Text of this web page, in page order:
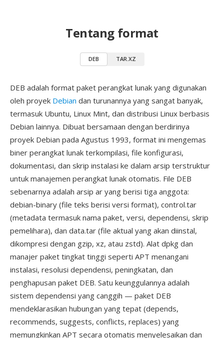
Tentang format
DEB TAR.XZ
DEB adalah format paket perangkat lunak yang digunakan
oleh proyek Debian dan turunannya yang sangat banyak,
termasuk Ubuntu, Linux Mint, dan distribusi Linux berbasis
Debian lainnya. Dibuat bersamaan dengan berdirinya
proyek Debian pada Agustus 1993, format ini mengemas
biner perangkat lunak terkompilasi, file konfigurasi,
dokumentasi, dan skrip instalasi ke dalam arsip terstruktur
untuk manajemen perangkat lunak otomatis. File DEB
sebenarnya adalah arsip ar yang berisi tiga anggota:
debian-binary (file teks berisi versi format), control.tar
(metadata termasuk nama paket, versi, dependensi, skrip
pemelihara), dan data.tar (file aktual yang akan diinstal,
dikompresi dengan gzip, xz, atau zstd). Alat dpkg dan
manajer paket tingkat tinggi seperti APT menangani
instalasi, resolusi dependensi, peningkatan, dan
penghapusan paket DEB. Satu keunggulannya adalah
sistem dependensi yang canggih — paket DEB
mendeklarasikan hubungan yang tepat (depends,
recommends, suggests, conflicts, replaces) yang
memungkinkan APT secara otomatis menyelesaikan dan